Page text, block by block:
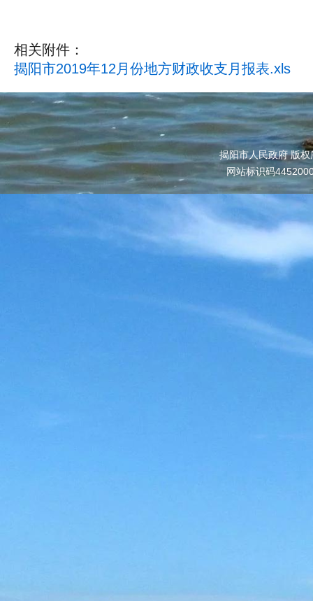
相关附件：
揭阳市2019年12月份地方财政收支月报表.xls
揭阳市人民政府 版
网站标识码